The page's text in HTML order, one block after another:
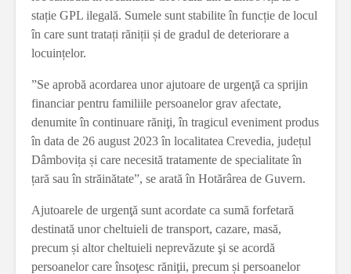
stație GPL ilegală. Sumele sunt stabilite în funcție de locul
în care sunt tratați răniții și de gradul de deteriorare a
locuințelor.
”Se aprobă acordarea unor ajutoare de urgenţă ca sprijin
financiar pentru familiile persoanelor grav afectate,
denumite în continuare răniţi, în tragicul eveniment produs
în data de 26 august 2023 în localitatea Crevedia, județul
Dâmbovița și care necesită tratamente de specialitate în
țară sau în străinătate”, se arată în Hotărârea de Guvern.
Ajutoarele de urgenţă sunt acordate ca sumă forfetară
destinată unor cheltuieli de transport, cazare, masă,
precum și altor cheltuieli neprevăzute şi se acordă
persoanelor care însoţesc răniţii, precum și persoanelor